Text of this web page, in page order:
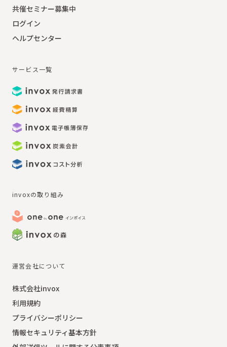
共催セミナー募集中
ログイン
ヘルプセンター
サービス一覧
invoxの取り組み
運営会社について
株式会社invox
利用規約
プライバシーポリシー
情報セキュリティ基本方針